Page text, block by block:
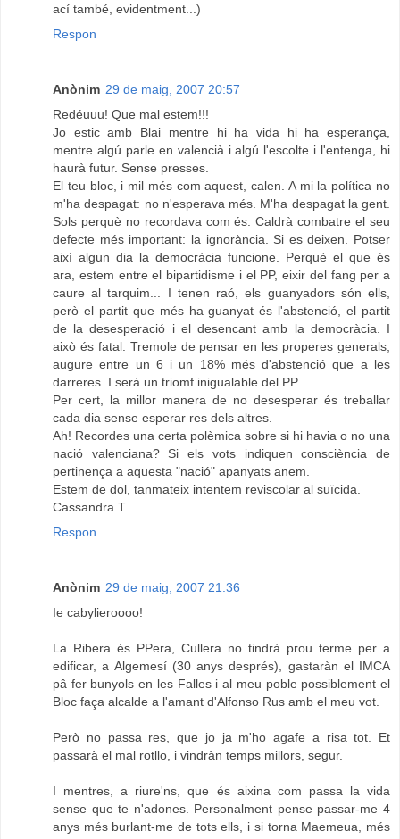
ací també, evidentment...)
Respon
Anònim 29 de maig, 2007 20:57
Redéuuu! Que mal estem!!!
Jo estic amb Blai mentre hi ha vida hi ha esperança,
mentre algú parle en valencià i algú l'escolte i l'entenga, hi
haurà futur. Sense presses.
El teu bloc, i mil més com aquest, calen. A mi la política no
m'ha despagat: no n'esperava més. M'ha despagat la gent.
Sols perquè no recordava com és. Caldrà combatre el seu
defecte més important: la ignorància. Si es deixen. Potser
així algun dia la democràcia funcione. Perquè el que és
ara, estem entre el bipartidisme i el PP, eixir del fang per a
caure al tarquim... I tenen raó, els guanyadors són ells,
però el partit que més ha guanyat és l'abstenció, el partit
de la desesperació i el desencant amb la democràcia. I
això és fatal. Tremole de pensar en les properes generals,
augure entre un 6 i un 18% més d'abstenció que a les
darreres. I serà un triomf inigualable del PP.
Per cert, la millor manera de no desesperar és treballar
cada dia sense esperar res dels altres.
Ah! Recordes una certa polèmica sobre si hi havia o no una
nació valenciana? Si els vots indiquen consciència de
pertinença a aquesta "nació" apanyats anem.
Estem de dol, tanmateix intentem reviscolar al suïcida.
Cassandra T.
Respon
Anònim 29 de maig, 2007 21:36
Ie cabylieroooo!
La Ribera és PPera, Cullera no tindrà prou terme per a
edificar, a Algemesí (30 anys després), gastaràn el IMCA
pâ fer bunyols en les Falles i al meu poble possiblement el
Bloc faça alcalde a l'amant d'Alfonso Rus amb el meu vot.
Però no passa res, que jo ja m'ho agafe a risa tot. Et
passarà el mal rotllo, i vindràn temps millors, segur.
I mentres, a riure'ns, que és aixina com passa la vida
sense que te n'adones. Personalment pense passar-me 4
anys més burlant-me de tots ells, i si torna Maemeua, més